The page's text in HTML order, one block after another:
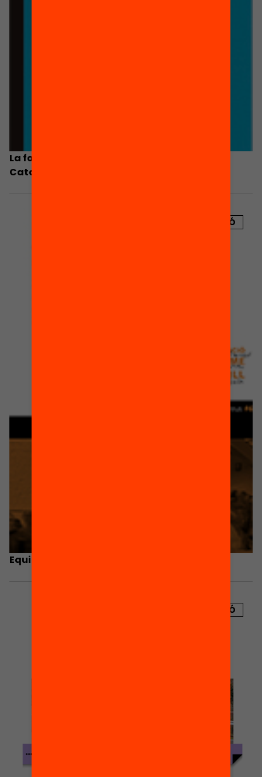
La formació professional i l’ocupació a
Catalunya
PUBLICACIÓ
Equitat i resultats educatius a Catalunya
PUBLICACIÓ